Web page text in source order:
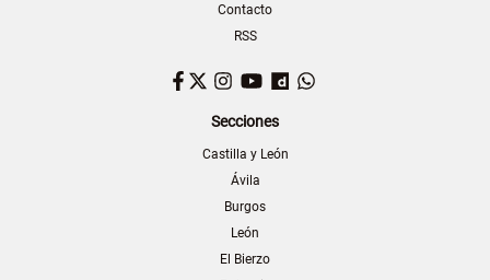
Contacto
RSS
Facebook
TwitterInstagram
YouTubeDailymotion
Secciones
Castilla y León
Ávila
Burgos
León
El Bierzo